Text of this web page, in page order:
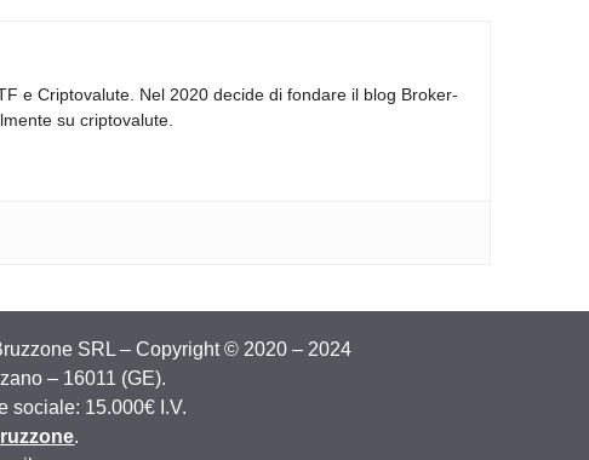
e Criptovalute. Nel 2020 decide di fondare il blog Broker-
su criptovalute.
SRL – Copyright © 2020 – 2024
– 16011 (GE).
sociale: 15.000€ I.V.
.